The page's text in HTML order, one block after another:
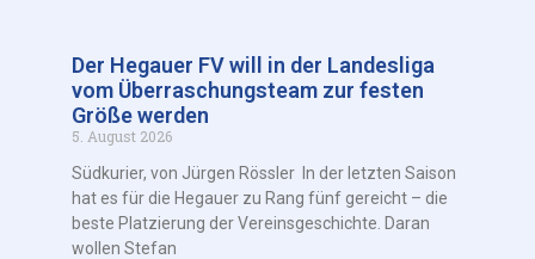
Der Hegauer FV will in der Landesliga
vom Überraschungsteam zur festen
Größe werden
5. August 2026
Südkurier, von Jürgen Rössler In der letzten Saison
hat es für die Hegauer zu Rang fünf gereicht – die
beste Platzierung der Vereinsgeschichte. Daran
wollen Stefan